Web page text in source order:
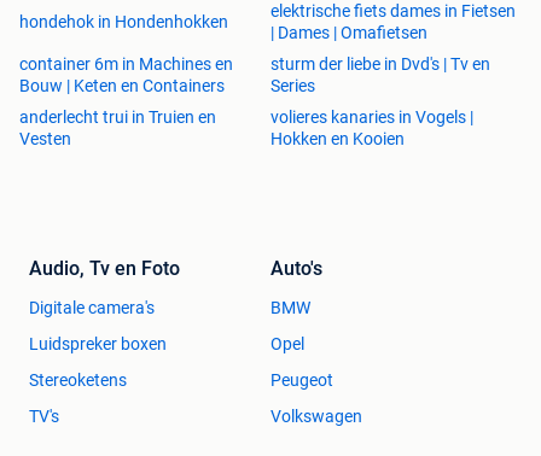
hondehok in Hondenhokken
elektrische fiets dames in Fietsen
| Dames | Omafietsen
container 6m in Machines en
Bouw | Keten en Containers
sturm der liebe in Dvd's | Tv en
Series
anderlecht trui in Truien en
Vesten
volieres kanaries in Vogels |
Hokken en Kooien
Audio, Tv en Foto
Digitale camera's
Luidspreker boxen
Stereoketens
TV's
Auto's
BMW
Opel
Peugeot
Volkswagen